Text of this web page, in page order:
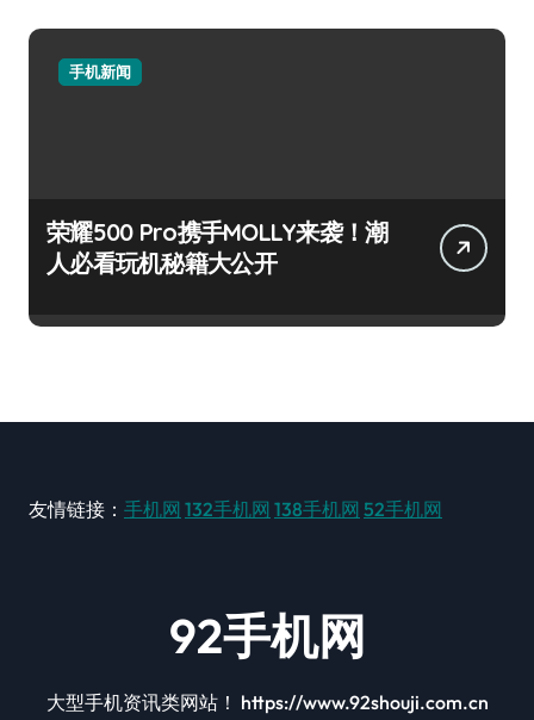
手机新闻
荣耀500 Pro携手MOLLY来袭！潮
人必看玩机秘籍大公开
友情链接： 手机网 132手机网 138手机网 52手机网
92手机网
大型手机资讯类网站！ https://www.92shouji.com.cn